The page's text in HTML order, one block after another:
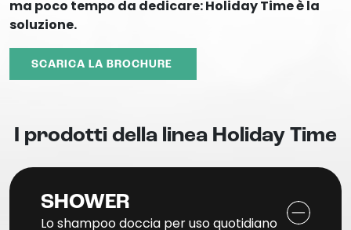
ma poco tempo da dedicare: Holiday Time è la
soluzione.
SCARICA LA BROCHURE
I prodotti della linea Holiday Time
SHOWER
Lo shampoo doccia per uso quotidiano